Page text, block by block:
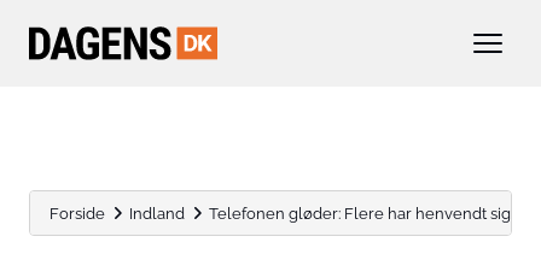
Forside Indland Telefonen gløder: Flere har henvendt sig